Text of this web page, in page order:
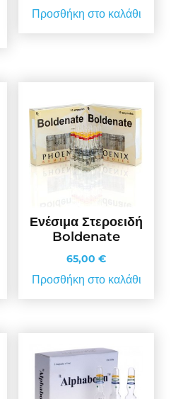
Προσθήκη στο καλάθι
Ενέσιμα Στεροειδή
Boldenate
65,00 €
Προσθήκη στο καλάθι